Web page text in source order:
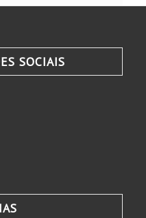
SOCIAIS